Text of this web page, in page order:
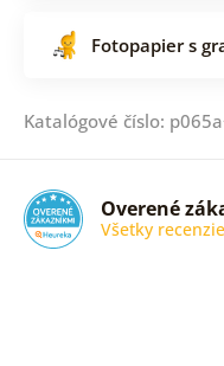
Fotopapier s
Katalógové číslo:
Overené
Všetky recenzie